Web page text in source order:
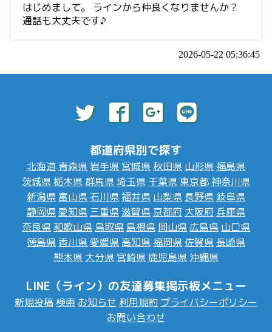
はじめまして。 ラインから仲良くなりませんか？
通話も大丈夫です♪
2026-05-22 05:36:45
都道府県別で探す
北海道 青森県 岩手県 宮城県 秋田県 山形県福島県
茨城県 栃木県群馬県埼玉県 千葉県 東京都神奈川県
新潟県 富山県 石川県福井県 山梨県 長野県 岐阜県
静岡県愛知県 三重県滋賀県 京都府 大阪府 兵庫県
奈良県 和歌山県 鳥取県 島根県 岡山県 広島県 山口県
徳島県 香川県愛媛県 高知県福岡県 佐賀県 長崎県
熊本県 大分県 宮崎県 鹿児島県 沖縄県
LINE（ライン）の友達募集掲示板メニュー
新規投稿 検索 お知らせ 利用規約 プライバシーポリシー
お問い合わせ